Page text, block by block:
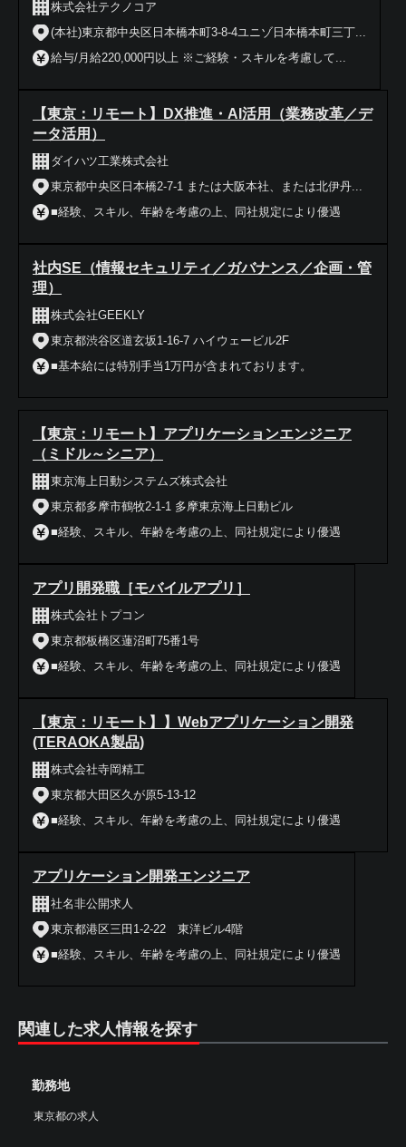
株式会社テクノコア
(本社)東京都中央区日本橋本町3-8-4ユニゾ日本橋本町三丁...
給与/月給220,000円以上 ※ご経験・スキルを考慮して...
【東京：リモート】DX推進・AI活用（業務改革／デ
ータ活用）
ダイハツ工業株式会社
東京都中央区日本橋2-7-1 または大阪本社、または北伊丹...
■経験、スキル、年齢を考慮の上、同社規定により優遇
社内SE（情報セキュリティ／ガバナンス／企画・管
理）
株式会社GEEKLY
東京都渋谷区道玄坂1-16-7 ハイウェービル2F
■基本給には特別手当1万円が含まれております。
【東京：リモート】アプリケーションエンジニア
（ミドル～シニア）
東京海上日動システムズ株式会社
東京都多摩市鶴牧2-1-1 多摩東京海上日動ビル
■経験、スキル、年齢を考慮の上、同社規定により優遇
アプリ開発職［モバイルアプリ］
株式会社トプコン
東京都板橋区蓮沼町75番1号
■経験、スキル、年齢を考慮の上、同社規定により優遇
【東京：リモート】】Webアプリケーション開発
(TERAOKA製品)
株式会社寺岡精工
東京都大田区久が原5-13-12
■経験、スキル、年齢を考慮の上、同社規定により優遇
アプリケーション開発エンジニア
社名非公開求人
東京都港区三田1-2-22 東洋ビル4階
■経験、スキル、年齢を考慮の上、同社規定により優遇
関連した求人情報を探す
勤務地
東京都の求人